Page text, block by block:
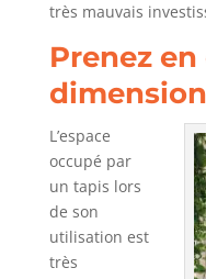
très mauvais
Prenez
L’espace
occupé par
un tapis lors
de son
utilisation est
très